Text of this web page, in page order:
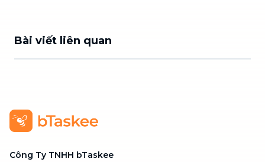
Bài viết liên quan
Công Ty TNHH bTaskee